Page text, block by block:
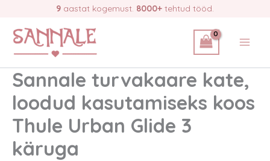
content
9 aastat kogemust. 8000+ tehtud tööd.
Sannale turvakaare kate,
loodud kasutamiseks koos
Thule Urban Glide 3
käruga